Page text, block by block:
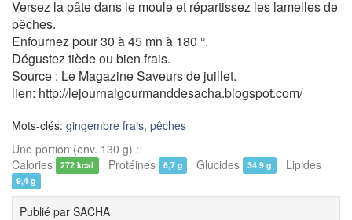
Versez la pâte dans le moule et répartissez les lamelles de
pêches.
Enfournez pour 30 à 45 mn à 180 °.
Dégustez tiède ou bien frais.
Source : Le Magazine Saveurs de juillet.
lien: http://lejournalgourmanddesacha.blogspot.com/
Mots-clés: gingembre frais, pêches
Une portion (env. 130 g) :
Calories
272 kcal Protéines 6,7 g Glucides 34,9 g Lipides
9,4 g
Publié par SACHA